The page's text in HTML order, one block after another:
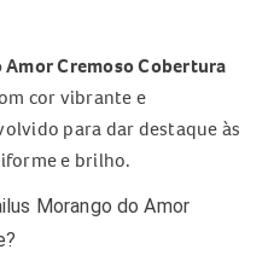
Amor Cremoso Cobertura
cor vibrante e
para dar destaque às
e brilho.
Morango do Amor